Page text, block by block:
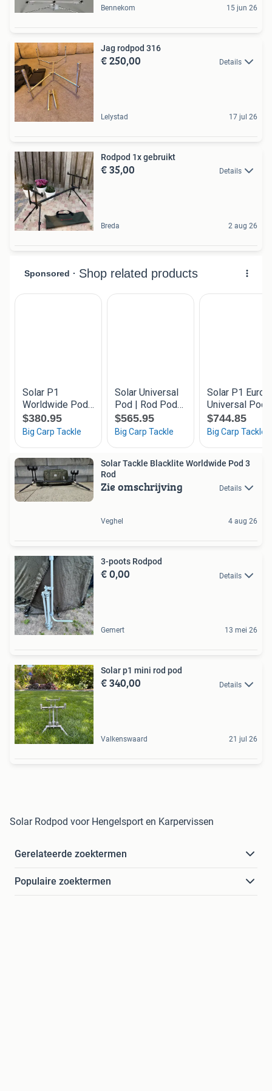
Bennekom 15 jun 26
Jag rodpod 316
€ 250,00 Details
Lelystad 17 jul 26
Rodpod 1x gebruikt
€ 35,00 Details
Breda 2 aug 26
Solar Tackle Blacklite Worldwide Pod 3
Rod
Zie omschrijving Details
Veghel 4 aug 26
3-poots Rodpod
€ 0,00 Details
Gemert 13 mei 26
Solar p1 mini rod pod
€ 340,00 Details
Valkenswaard 21 jul 26
Solar Rodpod voor Hengelsport en Karpervissen
Gerelateerde zoektermen
Populaire zoektermen